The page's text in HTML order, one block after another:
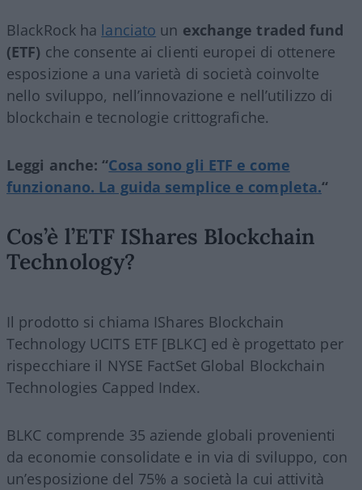
BlackRock ha lanciato un exchange traded fund
(ETF) che consente ai clienti europei di ottenere
esposizione a una varietà di società coinvolte
nello sviluppo, nell’innovazione e nell’utilizzo di
blockchain e tecnologie crittografiche.
Leggi anche: “Cosa sono gli ETF e come
funzionano. La guida semplice e completa.“
Cos’è l’ETF IShares Blockchain
Technology?
Il prodotto si chiama IShares Blockchain
Technology UCITS ETF [BLKC] ed è progettato per
rispecchiare il NYSE FactSet Global Blockchain
Technologies Capped Index.
BLKC comprende 35 aziende globali provenienti
da economie consolidate e in via di sviluppo, con
un’esposizione del 75% a società la cui attività